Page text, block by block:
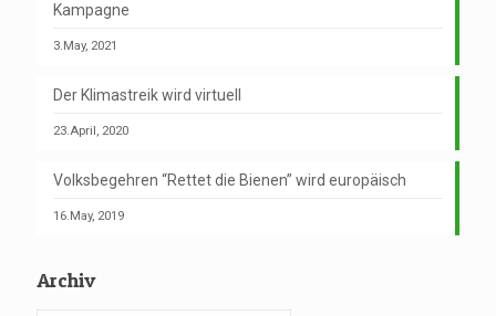
Kampagne
3.May, 2021
Der Klimastreik wird virtuell
23.April, 2020
Volksbegehren “Rettet die Bienen” wird europäisch
16.May, 2019
Archiv